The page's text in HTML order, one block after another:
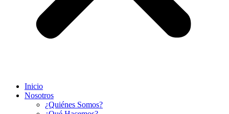
Inicio
Nosotros
¿Quiénes Somos?